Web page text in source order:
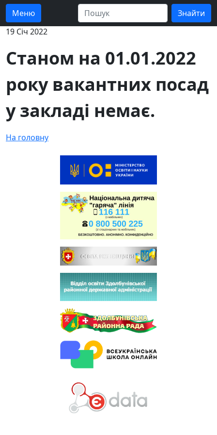
Меню
19 Січ 2022
Станом на 01.01.2022
року вакантних посад
у закладі немає.
На головну